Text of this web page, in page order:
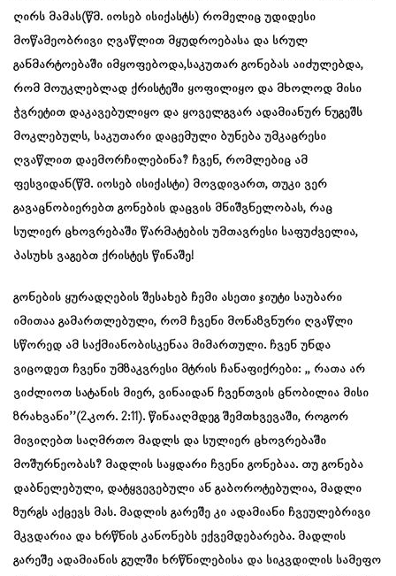
ღირს მამას(წმ. იოსებ ისიქასტს) რომელიც უდიდესი
მოწამეობრივი ღვაწლით მყუდროებასა და სრულ
განმარტოებაში იმყოფებოდა,საკუთარ გონებას აიძულებდა,
რომ მოუკლებლად ქრისტეში ყოფილიყო და მხოლოდ მისი
ჭვრეტით დაკავებულიყო და ყოველგვარ ადამიანურ ნუგეშს
მოკლებულს, საკუთარი დაცემული ბუნება უმკაცრესი
ღვაწლით დაემორჩილებინა? ჩვენ, რომლებიც ამ
ფესვიდან(წმ. იოსებ ისიქასტი) მოვდივართ, თუკი ვერ
გავაცნობიერებთ გონების დაცვის მნიშვნელობას, რაც
სულიერ ცხოვრებაში წარმატების უმთავრესი საფუძველია,
პასუხს ვაგებთ ქრისტეს წინაშე!
გონების ყურადღების შესახებ ჩემი ასეთი ჯიუტი საუბარი
იმითაა გამართლებული, რომ ჩვენი მონაზვნური ღვაწლი
სწორედ ამ საქმიანობისკენაა მიმართული. ჩვენ უნდა
ვიცოდეთ ჩვენი უმზაკვრესი მტრის ჩანაფიქრები: ,, რათა არ
ვიძლიოთ სატანის მიერ, ვინაიდან ჩვენთვის ცნობილია მისი
ზრახვანი’’(2.კორ. 2:11). წინააღმდეგ შემთხვევაში, როგორ
მივიღებთ საღმრთო მადლს და სულიერ ცხოვრებაში
მოშურნეობას? მადლის საყდარი ჩვენი გონებაა. თუ გონება
დაბნელებული, დატყვევებული ან გაბოროტებულია, მადლი
ზურგს აქცევს მას. მადლის გარეშე კი ადამიანი ჩვეულებრივი
მკვდარია და ხრწნის კანონებს ექვემდებარება. მადლის
გარეშე ადამიანის გულში ხრწნილებისა და სიკვდილის სამეფო